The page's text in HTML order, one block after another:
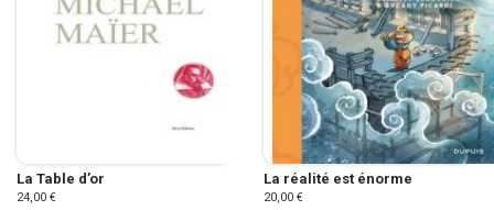
La Table d’or
24,00 €
La réalité est énorme
20,00 €